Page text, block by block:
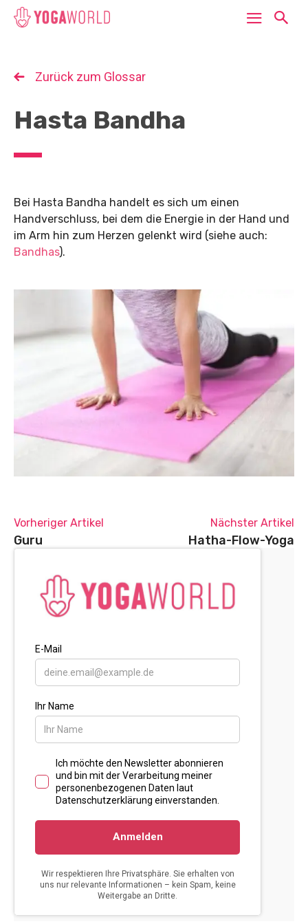
Zurück zum Glossar
Hasta Bandha
Bei Hasta Bandha handelt es sich um einen
Handverschluss, bei dem die Energie in der Hand und
im Arm hin zum Herzen gelenkt wird (siehe auch:
Bandhas).
Vorheriger Artikel
Guru
Nächster Artikel
Hatha-Flow-Yoga